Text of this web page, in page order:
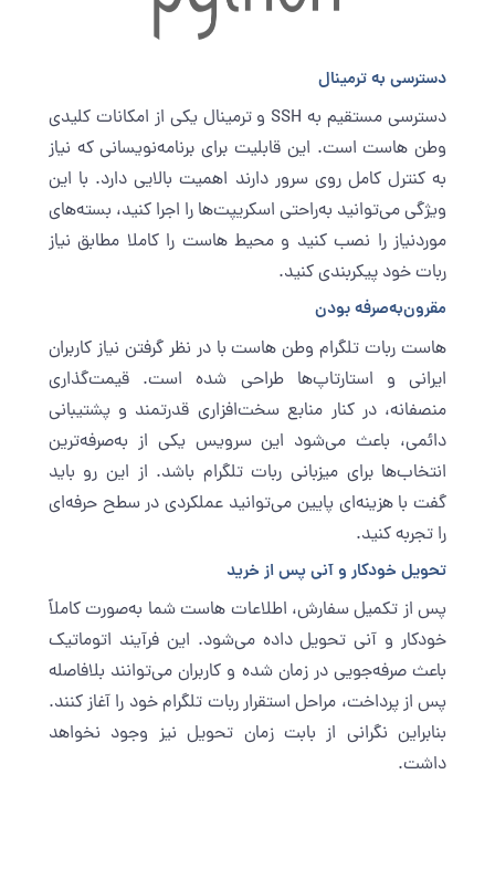
دسترسی به ترمینال
دسترسی مستقیم به SSH و ترمینال یکی از امکانات کلیدی
وطن ‌هاست است. این قابلیت برای برنامه‌نویسانی که نیاز
به کنترل کامل روی سرور دارند اهمیت بالایی دارد. با این
ویژگی می‌توانید به‌راحتی اسکریپت‌ها را اجرا کنید، بسته‌های
موردنیاز را نصب کنید و محیط هاست را کاملا مطابق نیاز
ربات خود پیکربندی کنید.
مقرون‌به‌صرفه بودن
هاست ربات تلگرام وطن ‌هاست با در نظر گرفتن نیاز کاربران
ایرانی و استارتاپ‌ها طراحی شده است. قیمت‌گذاری
منصفانه، در کنار منابع سخت‌افزاری قدرتمند و پشتیبانی
دائمی، باعث می‌شود این سرویس یکی از به‌صرفه‌ترین
انتخاب‌ها برای میزبانی ربات تلگرام باشد. از این رو باید
گفت با هزینه‌ای پایین می‌توانید عملکردی در سطح حرفه‌ای
را تجربه کنید.
تحویل خودکار و آنی پس از خرید
پس از تکمیل سفارش، اطلاعات هاست شما به‌صورت کاملاً
خودکار و آنی تحویل داده می‌شود. این فرآیند اتوماتیک
باعث صرفه‌جویی در زمان شده و کاربران می‌توانند بلافاصله
پس از پرداخت، مراحل استقرار ربات تلگرام خود را آغاز کنند.
بنابراین نگرانی از بابت زمان تحویل نیز وجود نخواهد
داشت.